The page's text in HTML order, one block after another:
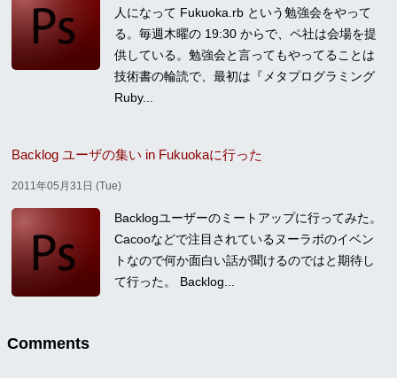
人になって Fukuoka.rb という勉強会をやって
る。毎週木曜の 19:30 からで、ペ社は会場を提
供している。勉強会と言ってもやってることは
技術書の輪読で、最初は『メタプログラミング
Ruby...
Backlog ユーザの集い in Fukuokaに行った
2011年05月31日 (Tue)
Backlogユーザーのミートアップに行ってみた。
Cacooなどで注目されているヌーラボのイベン
トなので何か面白い話が聞けるのではと期待し
て行った。 Backlog...
Comments